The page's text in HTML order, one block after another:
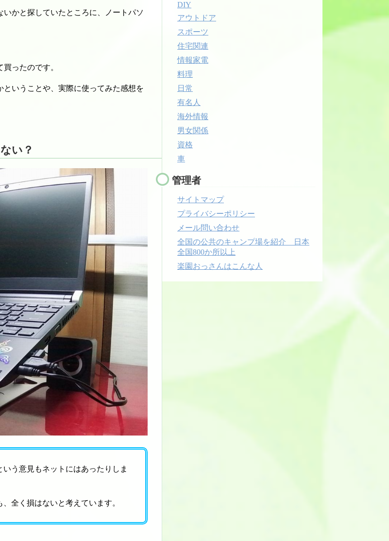
かと探していたところに、ノートパソ
ったのです。
いうことや、実際に使ってみた感想を
い？
う意見もネットにはあったりしま
全く損はないと考えています。
DIY
アウトドア
スポーツ
住宅関連
情報家電
料理
日常
有名人
海外情報
男女関係
資格
車
管理者
サイトマップ
プライバシーポリシー
メール問い合わせ
全国の公共のキャンプ場を紹介 日本
全国800か所以上
楽園おっさんはこんな人